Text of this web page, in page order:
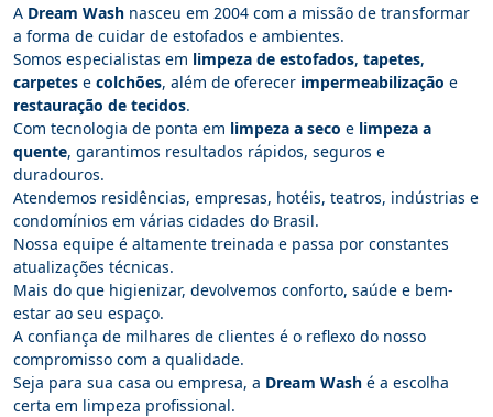
A Dream Wash nasceu em 2004 com a missão de transformar
a forma de cuidar de estofados e ambientes.
Somos especialistas em limpeza de estofados, tapetes,
carpetes e colchões, além de oferecer impermeabilização e
restauração de tecidos.
Com tecnologia de ponta em limpeza a seco e limpeza a
quente, garantimos resultados rápidos, seguros e
duradouros.
Atendemos residências, empresas, hotéis, teatros, indústrias e
condomínios em várias cidades do Brasil.
Nossa equipe é altamente treinada e passa por constantes
atualizações técnicas.
Mais do que higienizar, devolvemos conforto, saúde e bem-
estar ao seu espaço.
A confiança de milhares de clientes é o reflexo do nosso
compromisso com a qualidade.
Seja para sua casa ou empresa, a Dream Wash é a escolha
certa em limpeza profissional.